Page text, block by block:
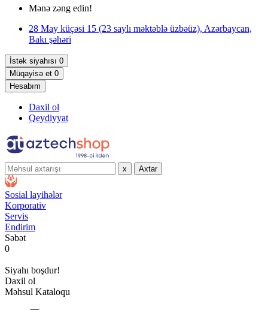
Mənə zəng edin!
28 May küçəsi 15 (23 saylı məktəblə üzbəüz), Azərbaycan,
Bakı şəhəri
İstək siyahısı 0
Müqayisə et 0
Hesabım
Daxil ol
Qeydiyyat
x Axtar
Sosial layihələr
Korporativ
Servis
Endirim
Səbət
0
Siyahı boşdur!
Daxil ol
Məhsul Kataloqu